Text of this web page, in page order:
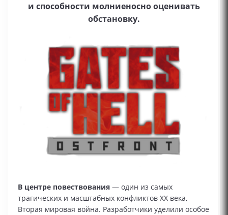
и способности молниеносно оценивать
обстановку.
В центре повествования — один из самых
трагических и масштабных конфликтов XX века,
Вторая мировая война. Разработчики уделили особое